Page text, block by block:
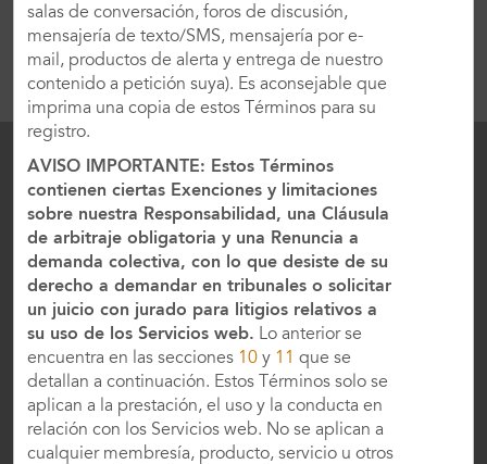
Servicios De Banco/cajero
Automático
Libre De Humo
Se Admiten Mascotas
Eventos inspiradores
Celebra una ocasión inolvidable
en nuestro hotel Belo Horizonte
Ya sea que estés planificando una importante
reunión de negocios, la boda de tus sueños o
una celebración especial, puedes estar seguro
de que tu evento será extraordinario en el Ouro
Minas Hotel Belo Horizonte, Dolce by Wyndham.
Convenientemente ubicado en el animado
distrito comercial, a minutos del Aeropuerto Belo
Horizonte/Pampulha Carlos Drummond de
Andrade (PLU),
MÁS INFORMACIÓN
salas de conversación, foros de discusión,
mensajería de texto/SMS, mensajería por e-
mail, productos de alerta y entrega de nuestro
contenido a petición suya). Es aconsejable que
imprima una copia de estos Términos para su
registro.
AVISO IMPORTANTE: Estos Términos
contienen ciertas Exenciones y limitaciones
sobre nuestra Responsabilidad, una Cláusula
de arbitraje obligatoria y una Renuncia a
demanda colectiva, con lo que desiste de su
derecho a demandar en tribunales o solicitar
un juicio con jurado para litigios relativos a
su uso de los Servicios web. Lo anterior se
encuentra en las secciones 10 y 11 que se
detallan a continuación. Estos Términos solo se
aplican a la prestación, el uso y la conducta en
relación con los Servicios web. No se aplican a
cualquier membresía, producto, servicio u otros